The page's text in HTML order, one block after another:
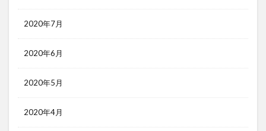
2020年7月
2020年6月
2020年5月
2020年4月